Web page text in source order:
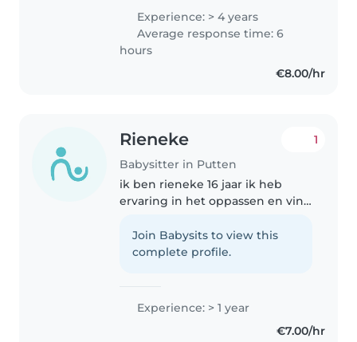
own a french school going from
nursery to elementary. Fluent in
English, French, and
Vietnamese,..
Experience: > 4 years
Average response time: 6
hours
€8.00/hr
Rieneke
Babysitter in Putten
1
ik ben rieneke 16 jaar ik heb
ervaring in het oppassen en vind
gaan. Mijn hobby's zijn
paardrijden en volleybal ook zou
Join Babysits to view this
complete profile.
Experience: > 1 year
€7.00/hr